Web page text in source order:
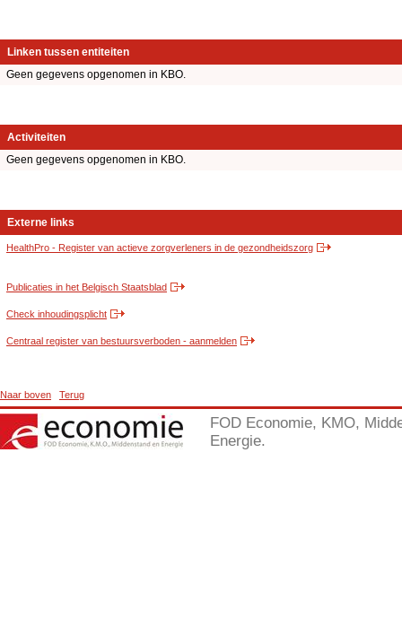
Linken tussen entiteiten
Geen gegevens opgenomen in KBO.
Activiteiten
Geen gegevens opgenomen in KBO.
Externe links
HealthPro - Register van actieve zorgverleners in de gezondheidszorg
Publicaties in het Belgisch Staatsblad
Check inhoudingsplicht
Centraal register van bestuursverboden - aanmelden
Naar boven Terug
FOD Economie, KMO,
Energie.